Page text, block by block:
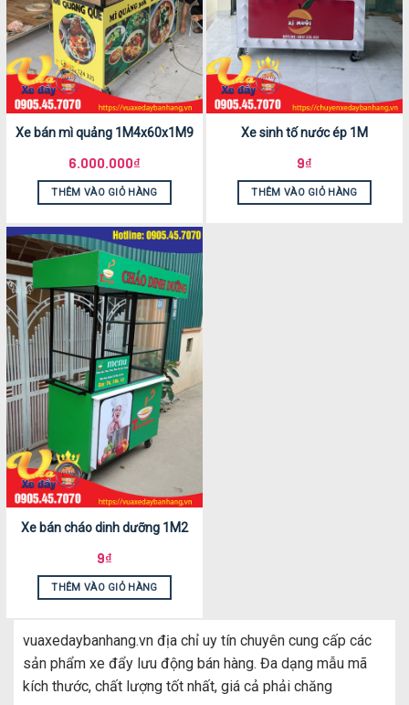
Xe bán mì quảng 1M4x60x1M9
6.000.000₫
THÊM VÀO GIỎ HÀNG
Xe sinh tố nước ép 1M
9₫
THÊM VÀO GIỎ HÀNG
Xe bán cháo dinh dưỡng 1M2
9₫
THÊM VÀO GIỎ HÀNG
vuaxedaybanhang.vn địa chỉ uy tín chuyên cung cấp các
sản phẩm xe đẩy lưu động bán hàng. Đa dạng mẫu mã
kích thước, chất lượng tốt nhất, giá cả phải chăng